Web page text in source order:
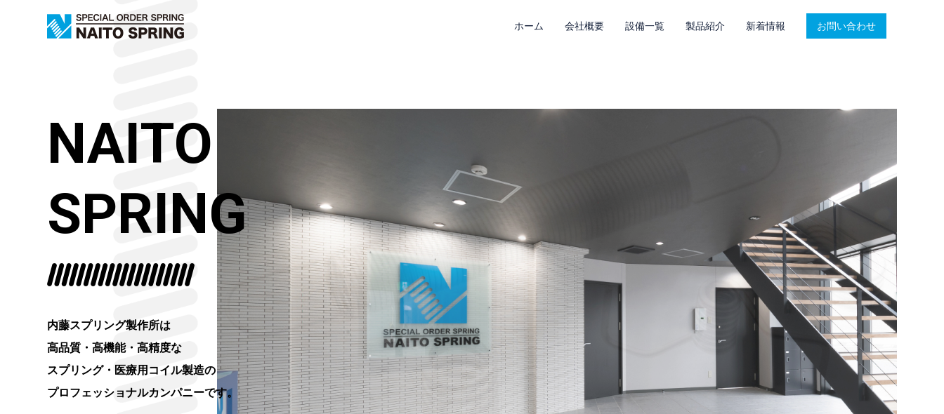
ホーム 会社概要 設備一覧 製品紹介 新着情報 お問い合わせ
NAITO
SPRING
内藤スプリング製作所は
高品質・高機能・高精度な
スプリング・医療用コイル製造の
プロフェッショナルカンパニーです。